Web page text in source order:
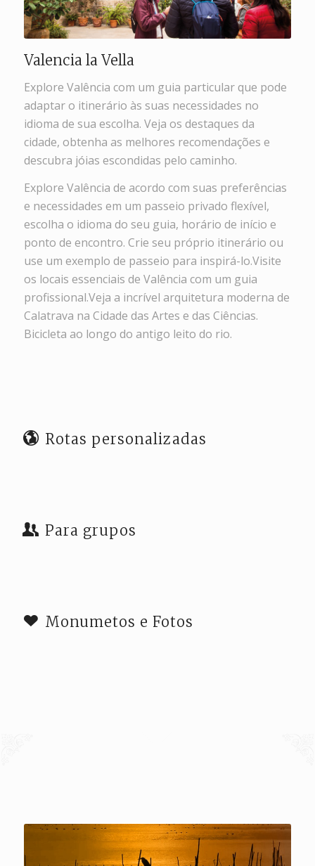
Valencia la Vella
Explore Valência com um guia particular que pode
adaptar o itinerário às suas necessidades no
idioma de sua escolha. Veja os destaques da
cidade, obtenha as melhores recomendações e
descubra jóias escondidas pelo caminho.
Explore Valência de acordo com suas preferências
e necessidades em um passeio privado flexível,
escolha o idioma do seu guia, horário de início e
ponto de encontro. Crie seu próprio itinerário ou
use um exemplo de passeio para inspirá-lo.Visite
os locais essenciais de Valência com um guia
profissional.Veja a incrível arquitetura moderna de
Calatrava na Cidade das Artes e das Ciências.
Bicicleta ao longo do antigo leito do rio.
Rotas personalizadas
Para grupos
Monumetos e Fotos